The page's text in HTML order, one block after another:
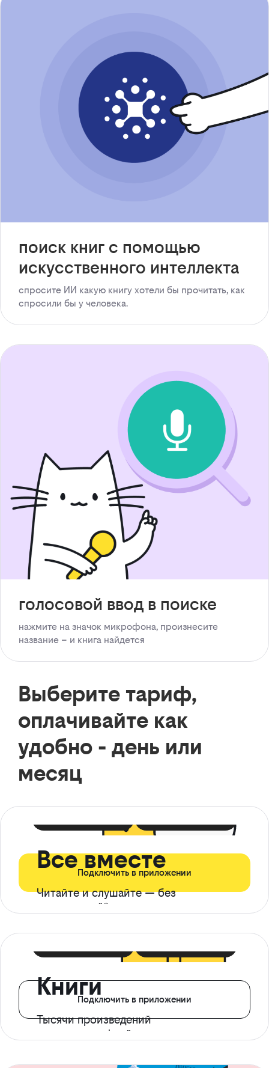
поиск книг с помощью
искусственного интеллекта
спросите ИИ какую книгу хотели бы прочитать, как
спросили бы у человека.
голосовой ввод в поиске
нажмите на значок микрофона, произнесите
название – и книга найдется
Выберите тариф,
оплачивайте как
удобно - день или
месяц
Все вместе
Читайте и слушайте — без
ограничений*
Подключить в приложении
Книги
Тысячи произведений
с доступом офлайн
Подключить в приложении